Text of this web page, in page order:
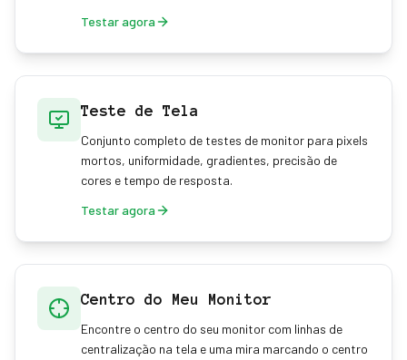
Testar agora
Teste de Tela
Conjunto completo de testes de monitor para pixels
mortos, uniformidade, gradientes, precisão de
cores e tempo de resposta.
Testar agora
Centro do Meu Monitor
Encontre o centro do seu monitor com linhas de
centralização na tela e uma mira marcando o centro